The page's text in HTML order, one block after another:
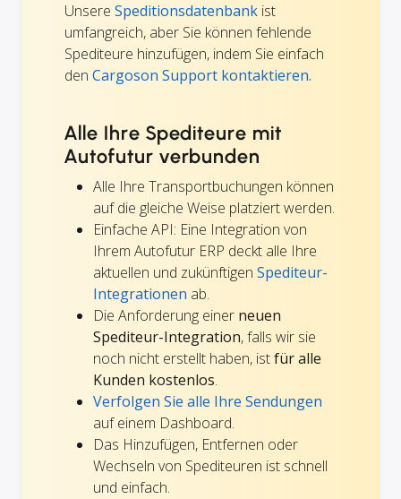
Unsere Speditionsdatenbank ist
umfangreich, aber Sie können fehlende
Spediteure hinzufügen, indem Sie einfach
den Cargoson Support kontaktieren.
Alle Ihre Spediteure mit
Autofutur verbunden
Alle Ihre Transportbuchungen können
auf die gleiche Weise platziert werden.
Einfache API: Eine Integration von
Ihrem Autofutur ERP deckt alle Ihre
aktuellen und zukünftigen Spediteur-
Integrationen ab.
Die Anforderung einer neuen
Spediteur-Integration, falls wir sie
noch nicht erstellt haben, istfür alle
Kunden kostenlos.
Verfolgen Sie alle Ihre Sendungen
auf einem Dashboard.
Das Hinzufügen, Entfernen oder
Wechseln von Spediteuren ist schnell
und einfach.